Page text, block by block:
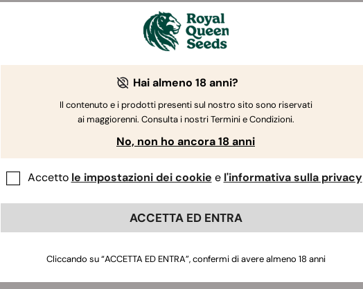
risparmiando enormi quantità d’acqua.
Hai almeno 18 anni?
Il contenuto e i prodotti presenti sul nostro sito sono riservati
ai maggiorenni. Consulta i nostri Termini e Condizioni.
No, non ho ancora 18 anni
Accetto le impostazioni dei cookie e l'informativa sulla privacy
ACCETTA ED ENTRA
Cliccando su “ACCETTA ED ENTRA”, confermi di avere almeno 18 anni